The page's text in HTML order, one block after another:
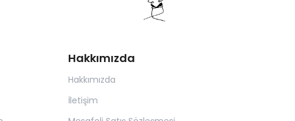
Hakkımızda
Hakkımızda
İletişim